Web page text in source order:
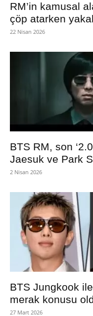
RM’in kamusal
çöp atarken
22 Nisan 2026
BTS RM, son
Jaesuk ve Park
2 Nisan 2026
BTS Jungkook
merak konusu
27 Mart 2026